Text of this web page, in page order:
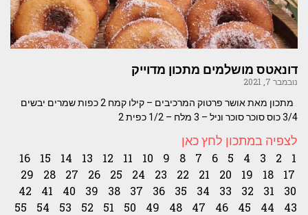
דונאטס מושלמים מתכון מדוייק
נובמבר 7, 2021
מתכון מאת אושר פרטוק המרכיבים – קילו קמח 2 כפות שמרים יבשים
3/4 כוס סוכר סוכר וניל – 3 מלח – 1/2 כפית 2
לצפיה במתכון לחץ כאן
1
2
3
4
5
6
7
8
9
10
11
12
13
14
15
16
17
18
19
20
21
22
23
24
25
26
27
28
29
30
31
32
33
34
35
36
37
38
39
40
41
42
43
44
45
46
47
48
49
50
51
52
53
54
55